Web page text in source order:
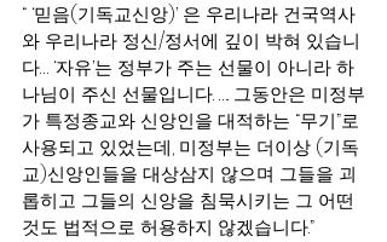
“ ‘믿음(기독교신앙)’ 은 우리나라 건국역사
와 우리나라 정신/정서에 깊이 박혀 있습니
다… ‘자유’는 정부가 주는 선물이 아니라 하
나님이 주신 선물입니다. …. 그동안은 미정부
가 특정종교와 신앙인을 대적하는 “무기”로
사용되고 있었는데, 미정부는 더이상 (기독
교)신앙인들을 대상삼지 않으며 그들을 괴
롭히고 그들의 신앙을 침묵시키는 그 어떤
것도 법적으로 허용하지 않겠습니다.”